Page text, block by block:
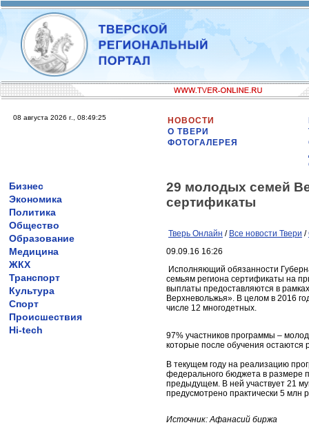
08 августа 2026 г., 08:49:25
НОВОСТИ
О ТВЕРИ
ФОТОГАЛЕРЕЯ
Бизнес
Экономика
Политика
Общество
Образование
Медицина
ЖКХ
Транспорт
Культура
Спорт
Происшествия
Hi-tech
29 молодых семей
сертификаты
Тверь Онлайн / Все новости Твери /
09.09.16 16:26
Исполняющий обязанности
семьям региона сертификаты на
выплаты предоставляются в
Верхневольжья». В целом в 2016
числе 12 многодетных.
97% участников программы –
которые после обучения остаются
В текущем году на реализацию
федерального бюджета в размере
предыдущем. В ней участвует 21
предусмотрено практически 5 млн
Источник: Афанасий биржа